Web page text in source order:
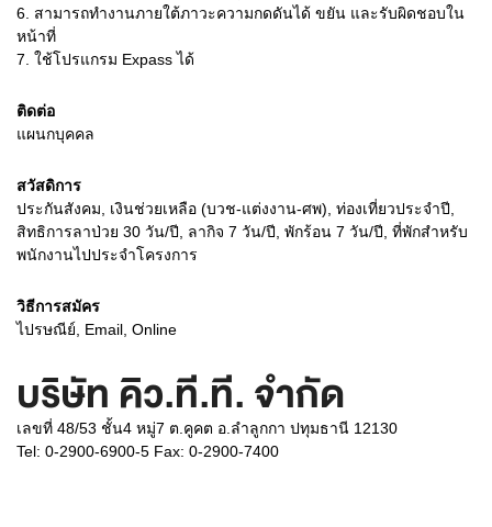
6. สามารถทำงานภายใต้ภาวะความกดดันได้ ขยัน และรับผิดชอบใน
หน้าที่
7. ใช้โปรแกรม Expass ได้
ติดต่อ
แผนกบุคคล
สวัสดิการ
ประกันสังคม, เงินช่วยเหลือ (บวช-แต่งงาน-ศพ), ท่องเที่ยวประจำปี,
สิทธิการลาป่วย 30 วัน/ปี, ลากิจ 7 วัน/ปี, พักร้อน 7 วัน/ปี, ที่พักสำหรับ
พนักงานไปประจำโครงการ
วิธีการสมัคร
ไปรษณีย์, Email, Online
บริษัท คิว.ที.ที. จำกัด
เลขที่ 48/53 ชั้น4 หมู่7 ต.คูคต อ.ลำลูกกา ปทุมธานี 12130
Tel: 0-2900-6900-5 Fax: 0-2900-7400